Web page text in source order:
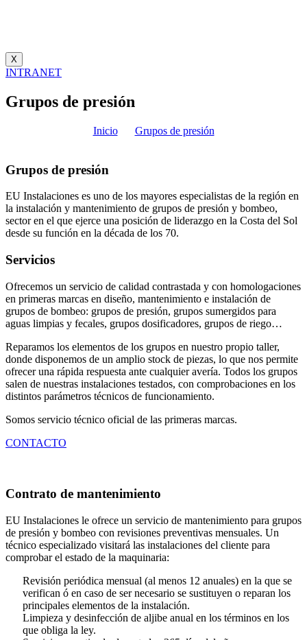
X
INTRANET
Grupos de presión
Inicio Grupos de presión
Grupos de presión
EU Instalaciones es uno de los mayores especialistas de la región en
la instalación y mantenimiento de grupos de presión y bombeo,
sector en el que ejerce una posición de liderazgo en la Costa del Sol
desde su función en la década de los 70.
Servicios
Ofrecemos un servicio de calidad contrastada y con homologaciones
en primeras marcas en diseño, mantenimiento e instalación de
grupos de bombeo: grupos de presión, grupos sumergidos para
aguas limpias y fecales, grupos dosificadores, grupos de riego…
Reparamos los elementos de los grupos en nuestro propio taller,
donde disponemos de un amplio stock de piezas, lo que nos permite
ofrecer una rápida respuesta ante cualquier avería. Todos los grupos
salen de nuestras instalaciones testados, con comprobaciones en los
distintos parámetros técnicos de funcionamiento.
Somos servicio técnico oficial de las primeras marcas.
CONTACTO
Contrato de mantenimiento
EU Instalaciones le ofrece un servicio de mantenimiento para grupos
de presión y bombeo con revisiones preventivas mensuales. Un
técnico especializado visitará las instalaciones del cliente para
comprobar el estado de la maquinaria:
Revisión periódica mensual (al menos 12 anuales) en la que se
verifican ó en caso de ser necesario se sustituyen o reparan los
principales elementos de la instalación.
Limpieza y desinfección de aljibe anual en los términos en los
que obliga la ley.